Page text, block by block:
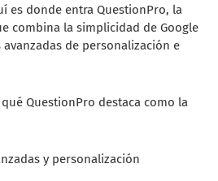
es donde entra QuestionPro, la
combina la simplicidad de Google
de personalización e
QuestionPro destaca como la
y personalización